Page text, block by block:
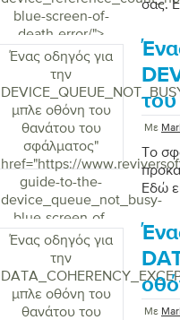
blue-screen-of-
death-error/">
σας.
Ένας οδηγός για
την
μπλε οθόνη του
θανάτου του
σφάλματος"
href="https://
guide-to-the-
device_queue_not_busy-
blue-screen-of-
death-error/">
Με
Το
Εδώ
Ένας οδηγός για
την
μπλε οθόνη του
θανάτου του
Με